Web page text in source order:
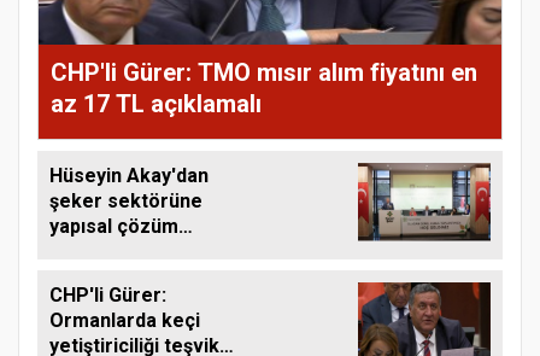
CHP'li Gürer: TMO mısır alım fiyatını en
az 17 TL açıklamalı
Hüseyin Akay'dan
şeker sektörüne
yapısal çözüm
CHP'li Gürer:
Ormanlarda keçi
yetiştiriciliği teşvik